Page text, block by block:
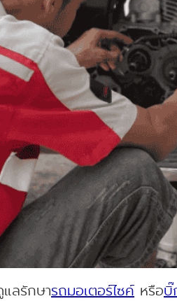
แลรักษารถมอเตอร์ไซค์ หรือบิ๊